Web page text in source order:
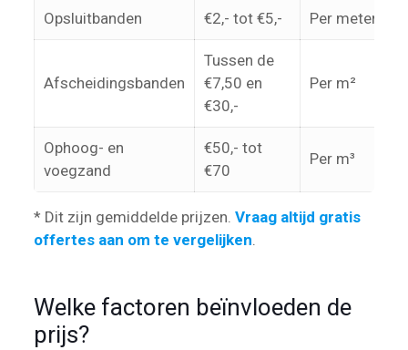
Opsluitbanden €2,- tot €5,- Per meter
Afscheidingsbanden
Tussen de
€7,50 en
€30,-
Per m²
Ophoog- en
voegzand
€50,- tot
€70
Per m³
* Dit zijn gemiddelde prijzen. Vraag altijd gratis
offertes aan om te vergelijken.
Welke factoren beïnvloeden de
prijs?